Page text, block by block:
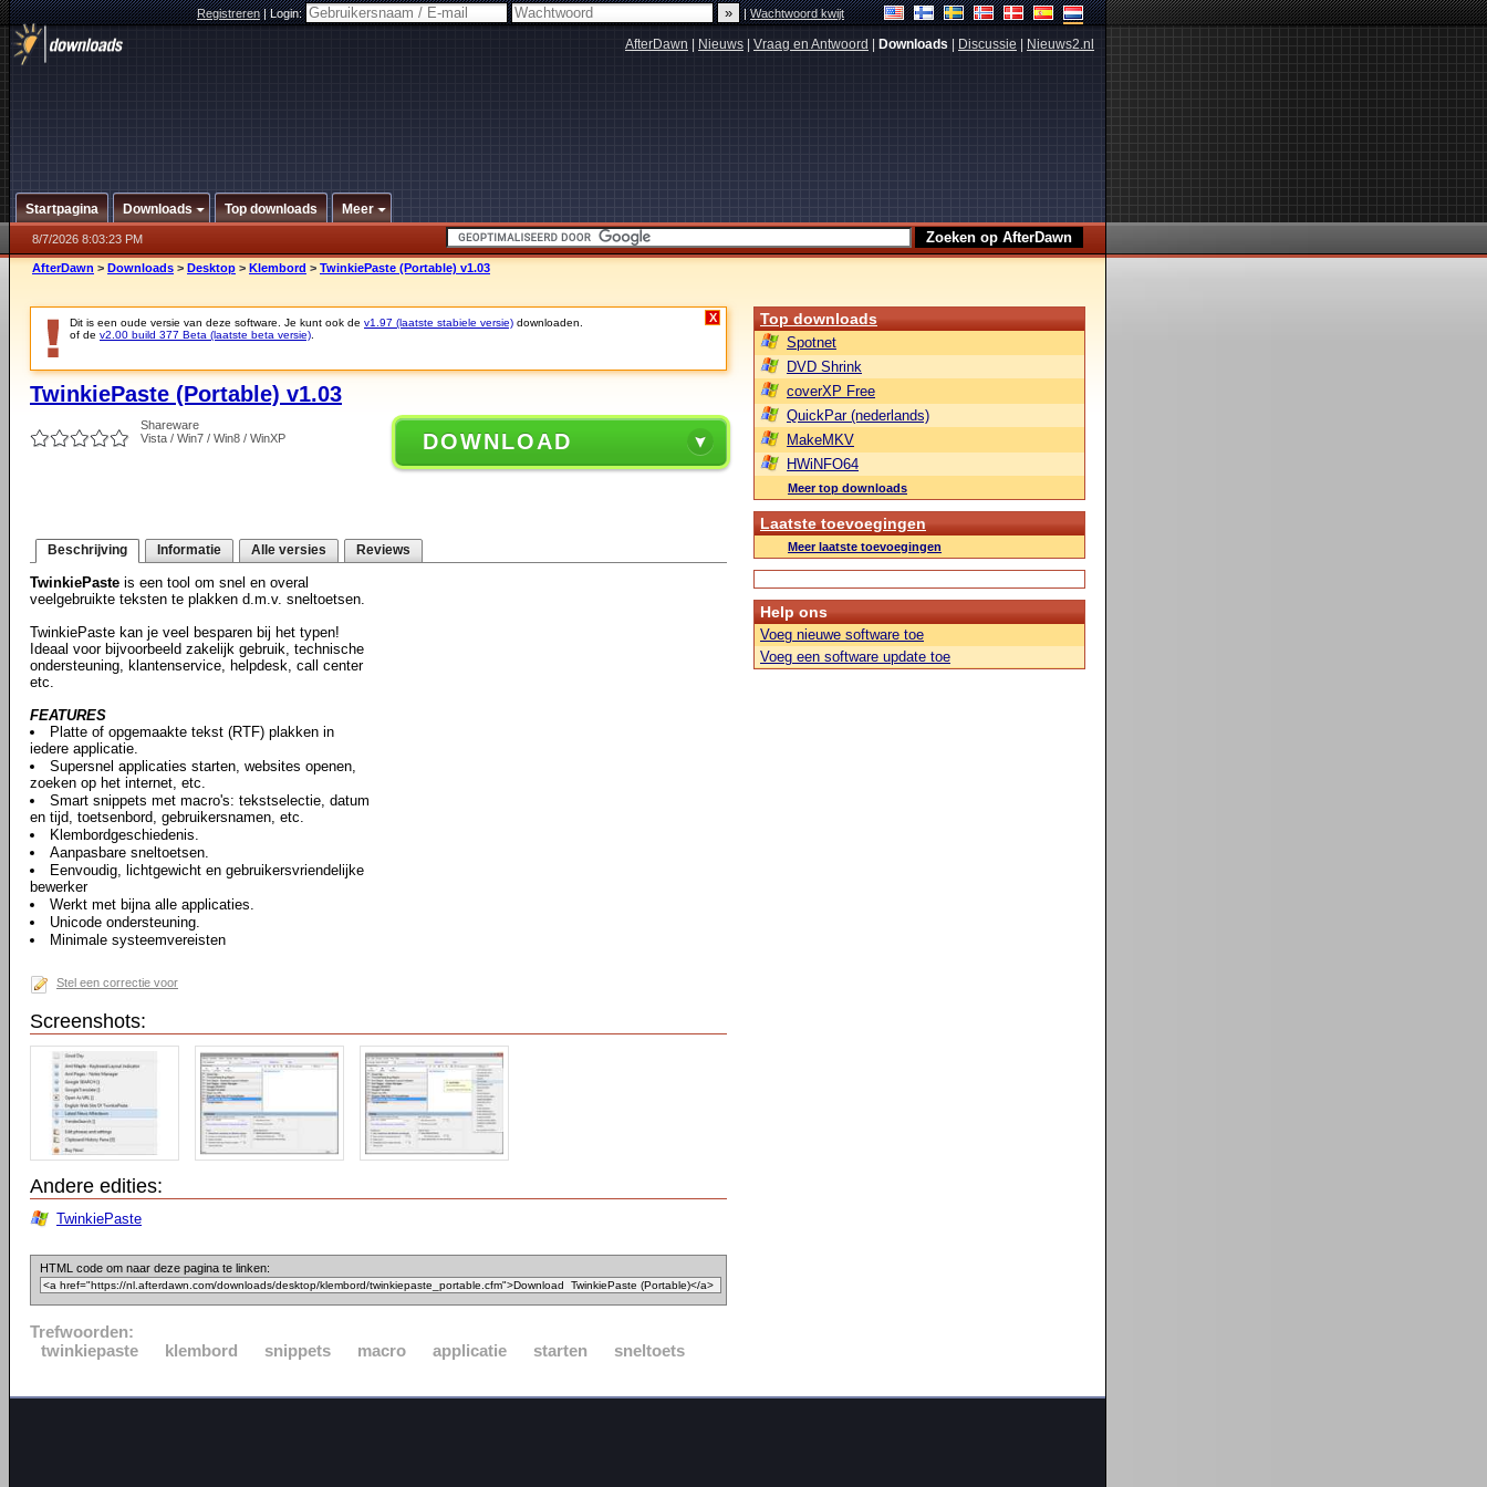
Registreren|Login: |Wachtwoord kwijt
AfterDawn Nieuws Vraag en Antwoord Downloads Discussie Nieuws2.nl
Startpagina Downloads Top downloads Meer
8/7/2026 8:03:23 PM
AfterDawn > Downloads > Desktop > Klembord > TwinkiePaste (Portable) v1.03
Dit is een oude versie van deze software. Je kunt ook de v1.97 (laatste stabiele versie) downloaden.
of de v2.00 build 377 Beta (laatste beta versie)
X
TwinkiePaste (Portable) v1.03
Shareware
Vista / Win7 / Win8 / WinXP
DOWNLOAD
Beschrijving Informatie Alle versies Reviews
TwinkiePaste is een tool om snel en overal
veelgebruikte teksten te plakken d.m.v. sneltoetsen.
TwinkiePaste kan je veel besparen bij het typen!
Ideaal voor bijvoorbeeld zakelijk gebruik, technische
ondersteuning, klantenservice, helpdesk, call center
etc.
FEATURES
Platte of opgemaakte tekst (RTF) plakken in
iedere applicatie.
Supersnel applicaties starten, websites openen,
zoeken op het internet, etc.
Smart snippets met macro's: tekstselectie, datum
en tijd, toetsenbord, gebruikersnamen, etc.
Klembordgeschiedenis.
Aanpasbare sneltoetsen.
Eenvoudig, lichtgewicht en gebruikersvriendelijke
bewerker
Werkt met bijna alle applicaties.
Unicode ondersteuning.
Minimale systeemvereisten
Stel een correctie voor
Screenshots:
Andere edities:
TwinkiePaste
HTML code om naar deze pagina te linken:
Trefwoorden:
twinkiepaste
klembord snippets macro applicatie starten sneltoets
Top downloads
Spotnet
DVD Shrink
coverXP Free
QuickPar (nederlands)
MakeMKV
HWiNFO64
Meer top downloads
Laatste toevoegingen
Meer laatste toevoegingen
Help ons
Voeg nieuwe software toe
Voeg een software update toe